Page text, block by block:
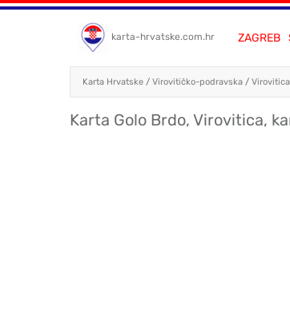
karta-hrvatske.com.hr ZAGREB
Karta Hrvatske / Virovitičko-podravska / Virovitica
Karta Golo Brdo, Virovitica,